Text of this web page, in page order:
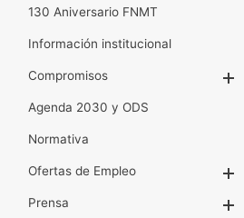
130 Aniversario FNMT
Información institucional
Compromisos
Agenda 2030 y ODS
Normativa
Ofertas de Empleo
Prensa